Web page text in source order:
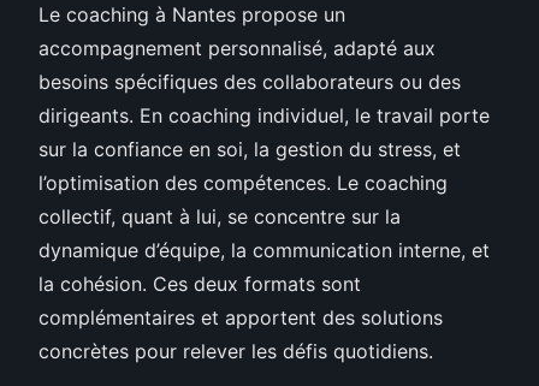
Le coaching à Nantes propose un
accompagnement personnalisé, adapté aux
besoins spécifiques des collaborateurs ou des
dirigeants. En coaching individuel, le travail porte
sur la confiance en soi, la gestion du stress, et
l’optimisation des compétences. Le coaching
collectif, quant à lui, se concentre sur la
dynamique d’équipe, la communication interne, et
la cohésion. Ces deux formats sont
complémentaires et apportent des solutions
concrètes pour relever les défis quotidiens.